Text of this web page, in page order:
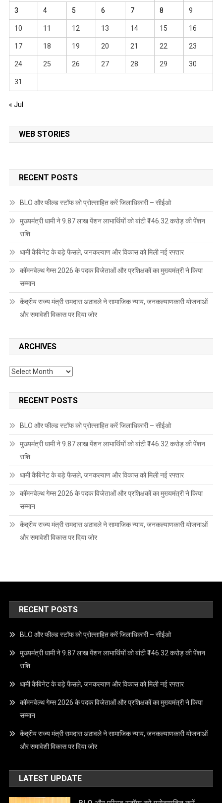
3 4 5 6 7 8 9
10 11 12 13 14 15 16
17 18 19 20 21 22 23
24 25 26 27 28 29 30
31
« Jul
WEB STORIES
RECENT POSTS
BLO और फील्ड स्टॉफ को प्रोत्साहित करें जिलाधिकारी – सीईओ
मुख्यमंत्री धामी ने 9.87 लाख पेंशन लाभार्थियों को बांटी ₹146.32 करोड़ की पेंशन
राशि
धामी कैबिनेट के बड़े फैसले, जनकल्याण और विकास को मिली नई रफ्तार
कॉमनवेल्थ गेम्स 2026 के पदक विजेताओं और प्रशिक्षकों का मुख्यमंत्री ने किया
सम्मान
केंद्रीय राज्य मंत्री रामदास अठावले ने सामाजिक न्याय, जनकल्याणकारी योजनाओं
और समावेशी विकास पर दिया जोर
ARCHIVES
Archives
RECENT POSTS
BLO और फील्ड स्टॉफ को प्रोत्साहित करें जिलाधिकारी – सीईओ
मुख्यमंत्री धामी ने 9.87 लाख पेंशन लाभार्थियों को बांटी ₹146.32 करोड़ की पेंशन
राशि
धामी कैबिनेट के बड़े फैसले, जनकल्याण और विकास को मिली नई रफ्तार
कॉमनवेल्थ गेम्स 2026 के पदक विजेताओं और प्रशिक्षकों का मुख्यमंत्री ने किया
सम्मान
केंद्रीय राज्य मंत्री रामदास अठावले ने सामाजिक न्याय, जनकल्याणकारी योजनाओं
और समावेशी विकास पर दिया जोर
RECENT POSTS
BLO और फील्ड स्टॉफ को प्रोत्साहित करें जिलाधिकारी – सीईओ
मुख्यमंत्री धामी ने 9.87 लाख पेंशन लाभार्थियों को बांटी ₹146.32 करोड़ की पेंशन
राशि
धामी कैबिनेट के बड़े फैसले, जनकल्याण और विकास को मिली नई रफ्तार
कॉमनवेल्थ गेम्स 2026 के पदक विजेताओं और प्रशिक्षकों का मुख्यमंत्री ने किया
सम्मान
केंद्रीय राज्य मंत्री रामदास अठावले ने सामाजिक न्याय, जनकल्याणकारी योजनाओं
और समावेशी विकास पर दिया जोर
LATEST UPDATE